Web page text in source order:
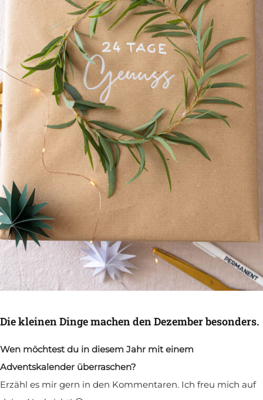
Die kleinen Dinge machen den Dezember besonders.
Wen möchtest du in diesem Jahr mit einem
Adventskalender überraschen?
Erzähl es mir gern in den Kommentaren. Ich freu mich auf